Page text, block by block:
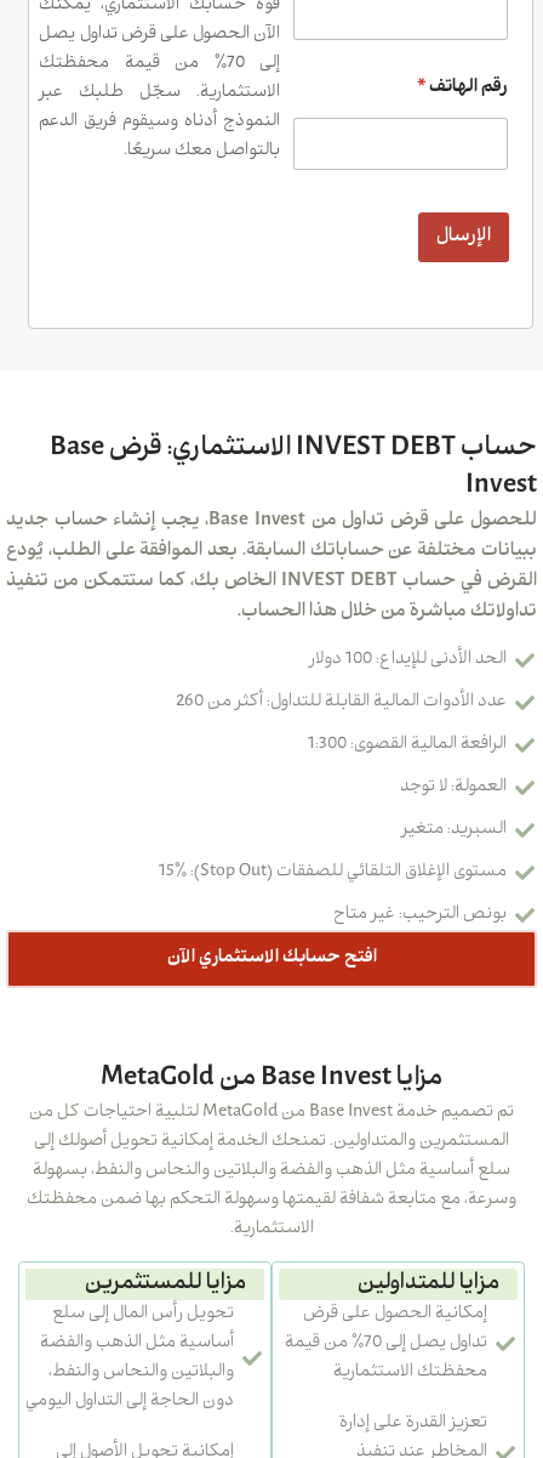
رقم الهاتف*
الإرسال
قوة حسابك الاستثماري، يمكنك
الآن الحصول على قرض تداول يصل
إلى 70٪ من قيمة محفظتك
الاستثمارية. سجّل طلبك عبر
النموذج أدناه وسيقوم فريق الدعم
بالتواصل معك سريعًا.
حساب INVEST DEBT الاستثماري: قرض Base
Invest
للحصول على قرض تداول من Base Invest، يجب إنشاء حساب جديد
ببيانات مختلفة عن حساباتك السابقة. بعد الموافقة على الطلب، يُودع
القرض في حساب INVEST DEBT الخاص بك، كما ستتمكن من تنفيذ
تداولاتك مباشرة من خلال هذا الحساب.
الحد الأدنى للإيداع: 100 دولار
عدد الأدوات المالية القابلة للتداول: أكثر من 260
الرافعة المالية القصوى: 1:300
العمولة: لا توجد
السبريد: متغير
مستوى الإغلاق التلقائي للصفقات (Stop Out): 15٪
بونص الترحيب: غير متاح
افتح حسابك الاستثماري الآن
مزایا Base Invest من MetaGold
تم تصميم خدمة Base Invest من MetaGold لتلبية احتياجات كل من
المستثمرين والمتداولين. تمنحك الخدمة إمكانية تحويل أصولك إلى
سلع أساسية مثل الذهب والفضة والبلاتين والنحاس والنفط، بسهولة
وسرعة، مع متابعة شفافة لقيمتها وسهولة التحكم بها ضمن محفظتك
الاستثمارية.
مزایا للمستثمرين
تحويل رأس المال إلى سلع
أساسية مثل الذهب والفضة
والبلاتين والنحاس والنفط،
دون الحاجة إلى التداول اليومي
مزایا للمتداولين
إمكانية الحصول على قرض
تداول يصل إلى 70٪ من قيمة
محفظتك الاستثمارية
تعزيز القدرة على إدارة